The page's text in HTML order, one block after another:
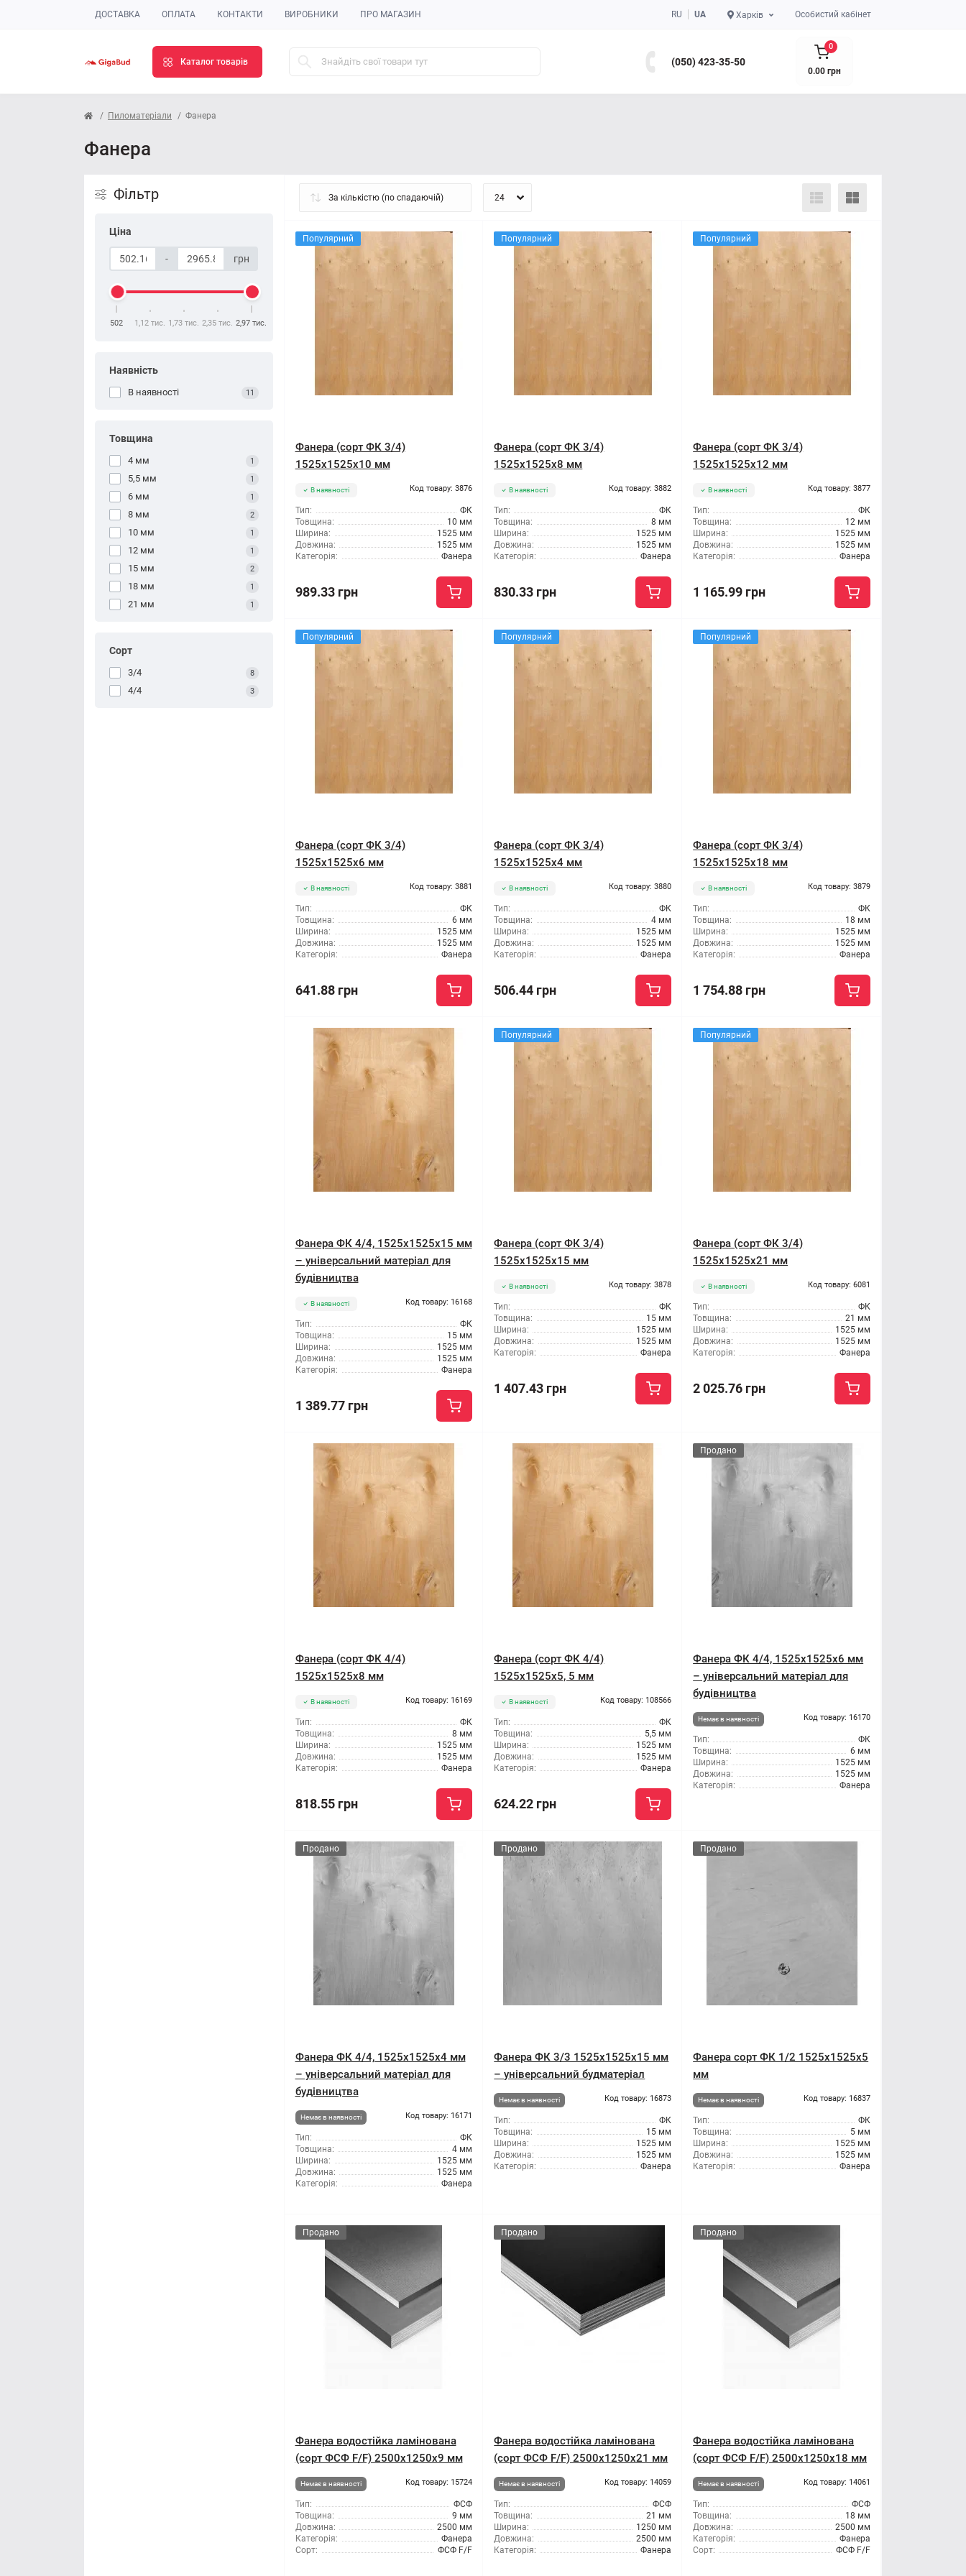
ДОСТАВКА ОПЛАТА КОНТАКТИ ВИРОБНИКИ ПРО МАГАЗИН RU UA Харків Особистий кабінет
Каталог товарів (050) 423-35-50
0
0.00 грн
Пиломатеріали Фанера
Фанера
Фільтр
Ціна
- грн
502 1,12 тис. 1,73 тис. 2,35 тис. 2,97 тис.
Наявність
В наявності 11
Товщина
4 мм 1
5,5 мм 1
6 мм 1
8 мм 2
10 мм 1
12 мм 1
15 мм 2
18 мм 1
21 мм 1
Сорт
3/4 8
4/4 3
Популярний
Фанера (сорт ФК 3/4)
1525x1525x10 мм
В наявності Код товару: 3876
Тип:
ФК
Товщина:
10 мм
Ширина:
1525 мм
Довжина:
1525 мм
Категорія:
Фанера
989.33 грн
Популярний
Фанера (сорт ФК 3/4)
1525x1525x8 мм
В наявності Код товару: 3882
Тип:
ФК
Товщина:
8 мм
Ширина:
1525 мм
Довжина:
1525 мм
Категорія:
Фанера
830.33 грн
Популярний
Фанера (сорт ФК 3/4)
1525x1525x12 мм
В наявності Код товару: 3877
Тип:
ФК
Товщина:
12 мм
Ширина:
1525 мм
Довжина:
1525 мм
Категорія:
Фанера
1 165.99 грн
Популярний
Фанера (сорт ФК 3/4)
1525x1525x6 мм
В наявності Код товару: 3881
Тип:
ФК
Товщина:
6 мм
Ширина:
1525 мм
Довжина:
1525 мм
Категорія:
Фанера
641.88 грн
Популярний
Фанера (сорт ФК 3/4)
1525x1525x4 мм
В наявності Код товару: 3880
Тип:
ФК
Товщина:
4 мм
Ширина:
1525 мм
Довжина:
1525 мм
Категорія:
Фанера
506.44 грн
Популярний
Фанера (сорт ФК 3/4)
1525x1525x18 мм
В наявності Код товару: 3879
Тип:
ФК
Товщина:
18 мм
Ширина:
1525 мм
Довжина:
1525 мм
Категорія:
Фанера
1 754.88 грн
Фанера ФК 4/4, 1525x1525x15 мм
– універсальний матеріал для
будівництва
В наявності Код товару: 16168
Тип:
ФК
Товщина:
15 мм
Ширина:
1525 мм
Довжина:
1525 мм
Категорія:
Фанера
1 389.77 грн
Популярний
Фанера (сорт ФК 3/4)
1525x1525x15 мм
В наявності Код товару: 3878
Тип:
ФК
Товщина:
15 мм
Ширина:
1525 мм
Довжина:
1525 мм
Категорія:
Фанера
1 407.43 грн
Популярний
Фанера (сорт ФК 3/4)
1525x1525x21 мм
В наявності Код товару: 6081
Тип:
ФК
Товщина:
21 мм
Ширина:
1525 мм
Довжина:
1525 мм
Категорія:
Фанера
2 025.76 грн
Фанера (сорт ФК 4/4)
1525x1525x8 мм
В наявності Код товару: 16169
Тип:
ФК
Товщина:
8 мм
Ширина:
1525 мм
Довжина:
1525 мм
Категорія:
Фанера
818.55 грн
Фанера (сорт ФК 4/4)
1525x1525x5, 5 мм
В наявності Код товару: 108566
Тип:
ФК
Товщина:
5,5 мм
Ширина:
1525 мм
Довжина:
1525 мм
Категорія:
Фанера
624.22 грн
Продано
Фанера ФК 4/4, 1525x1525x6 мм
– універсальний матеріал для
будівництва
Немає в наявності Код товару: 16170
Тип:
ФК
Товщина:
6 мм
Ширина:
1525 мм
Довжина:
1525 мм
Категорія:
Фанера
Продано
Фанера ФК 4/4, 1525x1525x4 мм
– універсальний матеріал для
будівництва
Немає в наявності Код товару: 16171
Тип:
ФК
Товщина:
4 мм
Ширина:
1525 мм
Довжина:
1525 мм
Категорія:
Фанера
Продано
Фанера ФК 3/3 1525x1525x15 мм
– універсальний будматеріал
Немає в наявності Код товару: 16873
Тип:
ФК
Товщина:
15 мм
Ширина:
1525 мм
Довжина:
1525 мм
Категорія:
Фанера
Продано
Фанера сорт ФК 1/2 1525x1525x5
мм
Немає в наявності Код товару: 16837
Тип:
ФК
Товщина:
5 мм
Ширина:
1525 мм
Довжина:
1525 мм
Категорія:
Фанера
Продано
Фанера водостійка ламінована
(сорт ФСФ F/F) 2500x1250x9 мм
Немає в наявності Код товару: 15724
Тип:
ФСФ
Товщина:
9 мм
Довжина:
2500 мм
Категорія:
Фанера
Сорт:
ФСФ F/F
Продано
Фанера водостійка ламінована
(сорт ФСФ F/F) 2500x1250x21 мм
Немає в наявності Код товару: 14059
Тип:
ФСФ
Товщина:
21 мм
Ширина:
1250 мм
Довжина:
2500 мм
Категорія:
Фанера
Продано
Фанера водостійка ламінована
(сорт ФСФ F/F) 2500x1250x18 мм
Немає в наявності Код товару: 14061
Тип:
ФСФ
Товщина:
18 мм
Довжина:
2500 мм
Категорія:
Фанера
Сорт:
ФСФ F/F